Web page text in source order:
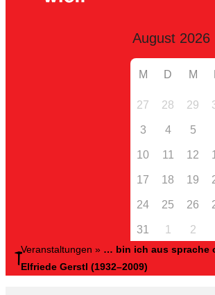
M D M
27 28 29
3 4 5
10 11 12
17 18 19
24 25 26
31 1 2
Veranstaltungen » … bin ich aus sprache
Elfriede Gerstl (1932–2009)